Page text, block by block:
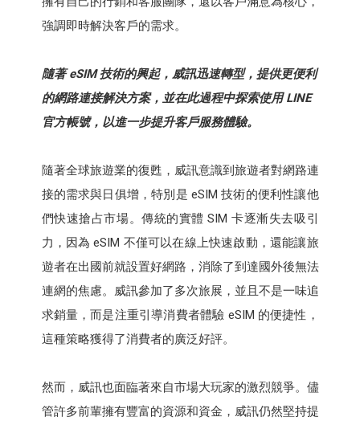
強調即時解決客戶的需求。
隨著 eSIM 技術的興起，威訊迅速轉型，提供更便利
的網路連接解決方案，並在此過程中探索使用 LINE
官方帳號，以進一步提升客戶服務體驗。
隨著全球旅遊業的復甦，威訊意識到旅遊者對網路連
接的需求與日俱增，特別是 eSIM 技術的便利性讓他
們快速搶占市場。傳統的實體 SIM 卡逐漸失去吸引
力，因為 eSIM 不僅可以在線上快速啟動，還能讓旅
遊者在出國前就設置好網路，消除了到達國外後無法
連網的焦慮。威訊參加了多次旅展，並且不是一味追
求銷量，而是注重引導消費者體驗 eSIM 的便捷性，
這種策略獲得了消費者的廣泛好評。
然而，威訊也面臨著來自市場大玩家的激烈競爭。儘
管許多前輩擁有豐富的資源和資金，威訊仍然堅持提